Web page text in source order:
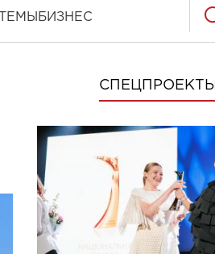
БИЗНЕС
СПЕЦПРОЕКТЫ